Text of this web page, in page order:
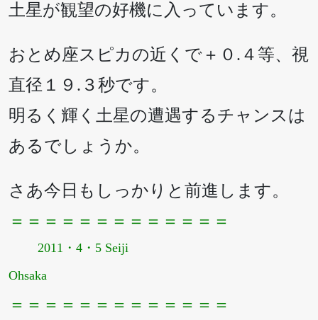
土星が観望の好機に入っています。
おとめ座スピカの近くで＋０.４等、視
直径１９.３秒です。
明るく輝く土星の遭遇するチャンスは
あるでしょうか。
さあ今日もしっかりと前進します。
＝＝＝＝＝＝＝＝＝＝＝＝＝
2011・4・5 Seiji
Ohsaka
＝＝＝＝＝＝＝＝＝＝＝＝＝